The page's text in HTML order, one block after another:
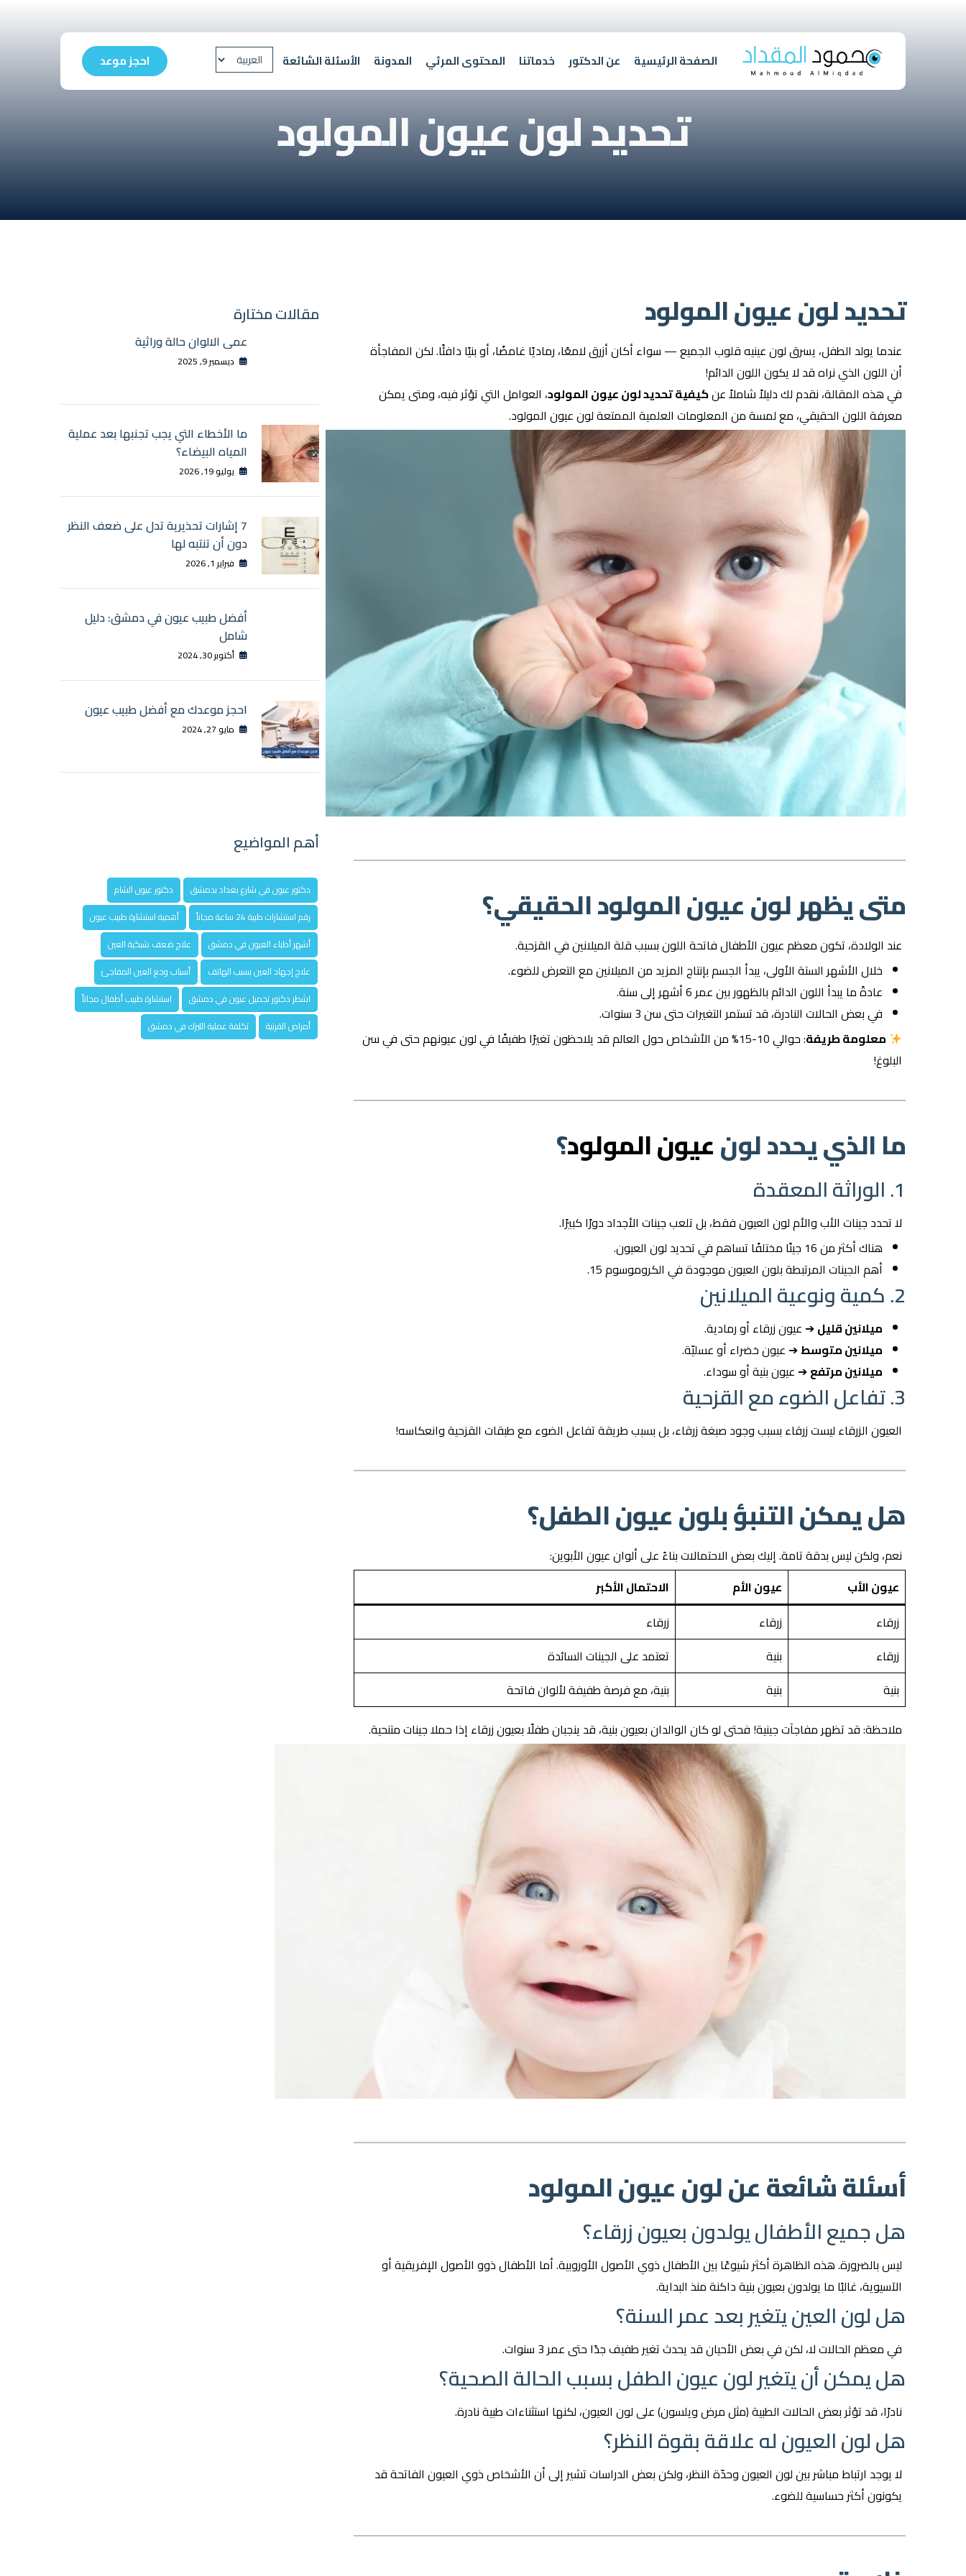
الصفحة الرئيسية عن الدكتور خدماتنا المحتوى المرئي المدونة الأسئلة الشائعة احجز موعد
تحديد لون عيون المولود
تحديد لون عيون المولود
عندما يولد الطفل، يسرق لون عينيه قلوب الجميع — سواء أكان أزرق لامعًا، رماديًا غامضًا، أو بنيًا دافئًا. لكن المفاجأة
أن اللون الذي نراه قد لا يكون اللون الدائم!
في هذه المقالة، نقدم لك دليلاً شاملاً عنكيفية تحديد لون عيون المولود، العوامل التي تؤثر فيه، ومتى يمكن
معرفة اللون الحقيقي، مع لمسة من المعلومات العلمية الممتعة لون عيون المولود.
متى يظهر لون عيون المولود الحقيقي؟
عند الولادة، تكون معظم عيون الأطفال فاتحة اللون بسبب قلة الميلانين في القزحية.
خلال الأشهر الستة الأولى، يبدأ الجسم بإنتاج المزيد من الميلانين مع التعرض للضوء.
عادةً ما يبدأ اللون الدائم بالظهور بين عمر 6 أشهر إلى سنة.
في بعض الحالات النادرة، قد تستمر التغيرات حتى سن 3 سنوات.
معلومة طريفة
: حوالي 10-15% من الأشخاص حول العالم قد يلاحظون تغيرًا طفيفًا في لون عيونهم حتى في سن
البلوغ!
ما الذي يحدد لونعيون المولود؟
1. الوراثة المعقدة
لا تحدد جينات الأب والأم لون العيون فقط، بل تلعب جينات الأجداد دورًا كبيرًا.
هناك أكثر من 16 جينًا مختلفًا تساهم في تحديد لون العيون.
أهم الجينات المرتبطة بلون العيون موجودة في الكروموسوم 15.
2. كمية ونوعية الميلانين
ميلانين قليل➔ عيون زرقاء أو رمادية.
ميلانين متوسط➔ عيون خضراء أو عسليّة.
ميلانين مرتفع➔ عيون بنية أو سوداء.
3. تفاعل الضوء مع القزحية
العيون الزرقاء ليست زرقاء بسبب وجود صبغة زرقاء، بل بسبب طريقة تفاعل الضوء مع طبقات القزحية وانعكاسه!
هل يمكن التنبؤ بلون عيون الطفل؟
نعم، ولكن ليس بدقة تامة. إليك بعض الاحتمالات بناءً على ألوان عيون الأبوين:
عيون الأب
عيون الأم
الاحتمال الأكبر
زرقاء
زرقاء
زرقاء
زرقاء
بنية
تعتمد على الجينات السائدة
بنية
بنية
بنية، مع فرصة طفيفة لألوان فاتحة
ملاحظة: قد تظهر مفاجآت جينية! فحتى لو كان الوالدان بعيون بنية، قد ينجبان طفلًا بعيون زرقاء إذا حملا جينات متنحية.
أسئلة شائعة عن لون عيون المولود
هل جميع الأطفال يولدون بعيون زرقاء؟
ليس بالضرورة. هذه الظاهرة أكثر شيوعًا بين الأطفال ذوي الأصول الأوروبية. أما الأطفال ذوو الأصول الإفريقية أو
الآسيوية، غالبًا ما يولدون بعيون بنية داكنة منذ البداية.
هل لون العين يتغير بعد عمر السنة؟
في معظم الحالات لا، لكن في بعض الأحيان قد يحدث تغير طفيف جدًا حتى عمر 3 سنوات.
هل يمكن أن يتغير لون عيون الطفل بسبب الحالة الصحية؟
نادرًا، قد تؤثر بعض الحالات الطبية (مثل مرض ويلسون) على لون العيون، لكنها استثناءات طبية نادرة.
هل لون العيون له علاقة بقوة النظر؟
لا يوجد ارتباط مباشر بين لون العيون وحدّة النظر، ولكن بعض الدراسات تشير إلى أن الأشخاص ذوي العيون الفاتحة قد
يكونون أكثر حساسية للضوء.
مقالات مختارة
عمى الالوان حالة وراثية
ديسمبر 9, 2025
ما الأخطاء التي يجب تجنبها بعد عملية
المياه البيضاء؟
يوليو 19, 2026
7 إشارات تحذيرية تدل على ضعف النظر
دون أن تنتبه لها
فبراير 1, 2026
أفضل طبيب عيون في دمشق: دليل
شامل
أكتوبر 30, 2024
احجز موعدك مع أفضل طبيب عيون
مايو 27, 2024
أهم المواضيع
دكتور عيون في شارع بغداد بدمشق
دكتور عيون الشام
رقم استشارات طبية 24 ساعة مجاناً
أهمية استشارة طبيب عيون
أشهر أطباء العيون في دمشق
علاج ضعف شبكية العين
علاج إجهاد العين بسبب الهاتف
أسباب وجع العين المفاجئ
اشطر دكتور تجميل عيون في دمشق
استشارة طبيب أطفال مجاناً
أمراض القرنية
تكلفة عملية الليزك في دمشق